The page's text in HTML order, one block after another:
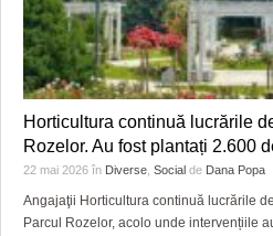
Horticultura continuă lucrările
Rozelor. Au fost plantați 2.600
22 mai 2026 în Diverse Social de Dana Popa
Angajaţii Horticultura continuă lucrările
Parcul Rozelor, acolo unde intervențiile